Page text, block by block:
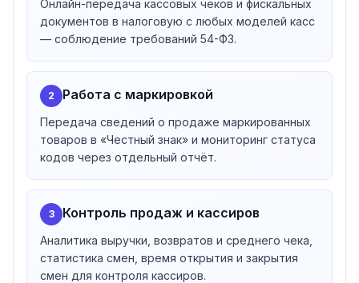
Онлайн-передача кассовых чеков и фискальных
документов в налоговую с любых моделей касс
— соблюдение требований 54-ФЗ.
2 Работа с маркировкой
Передача сведений о продаже маркированных
товаров в «Честный знак» и мониторинг статуса
кодов через отдельный отчёт.
3 Контроль продаж и кассиров
Аналитика выручки, возвратов и среднего чека,
статистика смен, время открытия и закрытия
смен для контроля кассиров.